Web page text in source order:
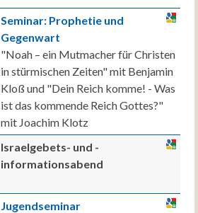
Seminar: Prophetie und
Gegenwart
"Noah – ein Mutmacher für Christen
in stürmischen Zeiten" mit Benjamin
Kloß und "Dein Reich komme! - Was
ist das kommende Reich Gottes?"
mit Joachim Klotz
Israelgebets- und -
informationsabend
Jugendseminar